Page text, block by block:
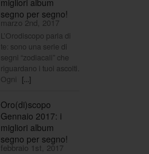
segno per segno!
marzo 2nd, 2017
L’Orodiscopo parla di
te: sono una serie di
segni “zodiacali” che
riguardano i tuoi ascolti.
Ogni [...]
Oro(di)scopo
Gennaio 2017: i
migliori album
segno per segno!
febbraio 1st, 2017